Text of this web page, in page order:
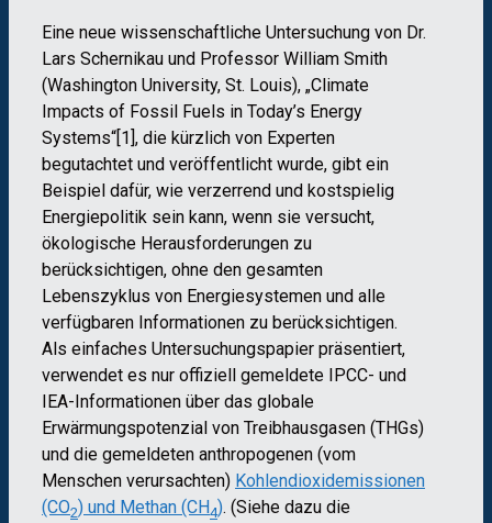
Eine neue wissenschaftliche Untersuchung von Dr.
Lars Schernikau und Professor William Smith
(Washington University, St. Louis), „Climate
Impacts of Fossil Fuels in Today’s Energy
Systems“[1], die kürzlich von Experten
begutachtet und veröffentlicht wurde, gibt ein
Beispiel dafür, wie verzerrend und kostspielig
Energiepolitik sein kann, wenn sie versucht,
ökologische Herausforderungen zu
berücksichtigen, ohne den gesamten
Lebenszyklus von Energiesystemen und alle
verfügbaren Informationen zu berücksichtigen.
Als einfaches Untersuchungspapier präsentiert,
verwendet es nur offiziell gemeldete IPCC- und
IEA-Informationen über das globale
Erwärmungspotenzial von Treibhausgasen (THGs)
und die gemeldeten anthropogenen (vom
Menschen verursachten) Kohlendioxidemissionen
(CO2) und Methan (CH4). (Siehe dazu die